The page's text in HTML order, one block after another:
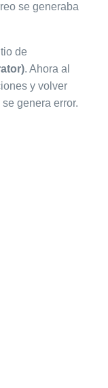
se generaba
de
. Ahora al
y volver
genera error.